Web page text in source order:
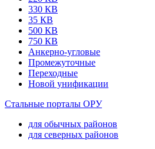
330 КВ
35 КВ
500 КВ
750 КВ
Анкерно-угловые
Промежуточные
Переходные
Новой унификации
Стальные порталы ОРУ
для обычных районов
для северных районов